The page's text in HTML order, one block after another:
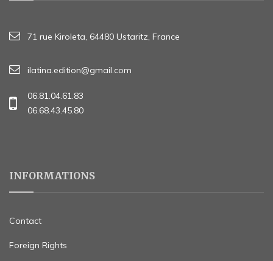
71 rue Kiroleta, 64480 Ustaritz, France
ilatina.edition@gmail.com
06.81.04.61.83
06.68.43.45.80
INFORMATIONS
Contact
Foreign Rights